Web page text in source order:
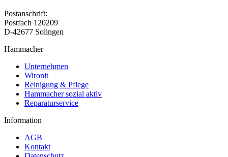
Postanschrift:
Postfach 120209
D-42677 Solingen
Hammacher
Unternehmen
Wironit
Reinigung & Pflege
Hammacher sozial aktiv
Reparaturservice
Information
AGB
Kontakt